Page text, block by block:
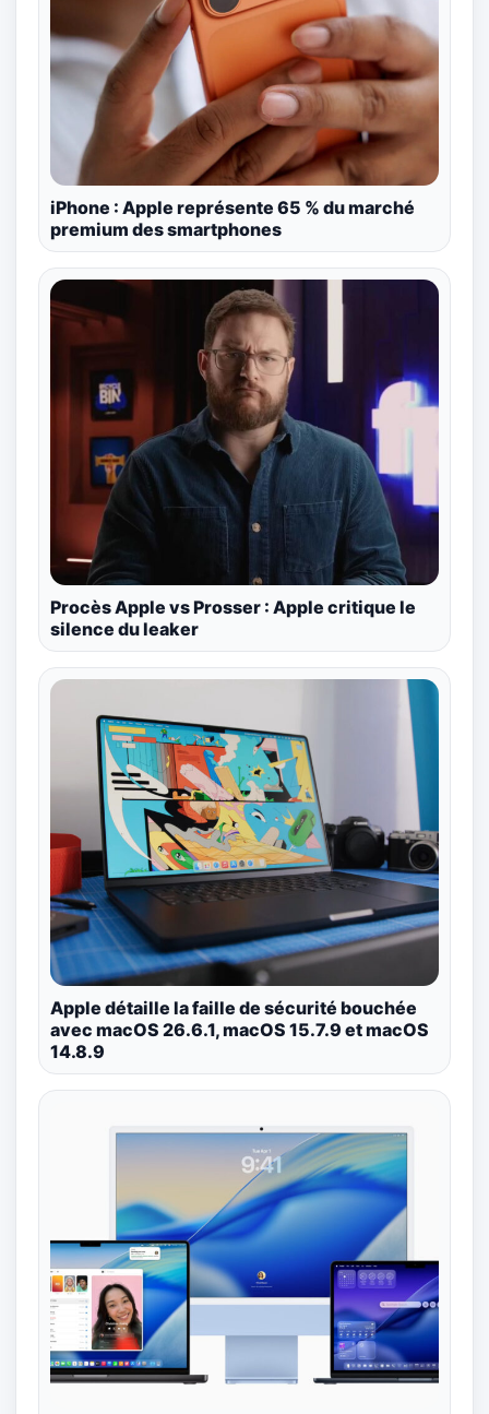
iPhone : Apple représente 65 % du marché
premium des smartphones
Procès Apple vs Prosser : Apple critique le
silence du leaker
Apple détaille la faille de sécurité bouchée
avec macOS 26.6.1, macOS 15.7.9 et macOS
14.8.9